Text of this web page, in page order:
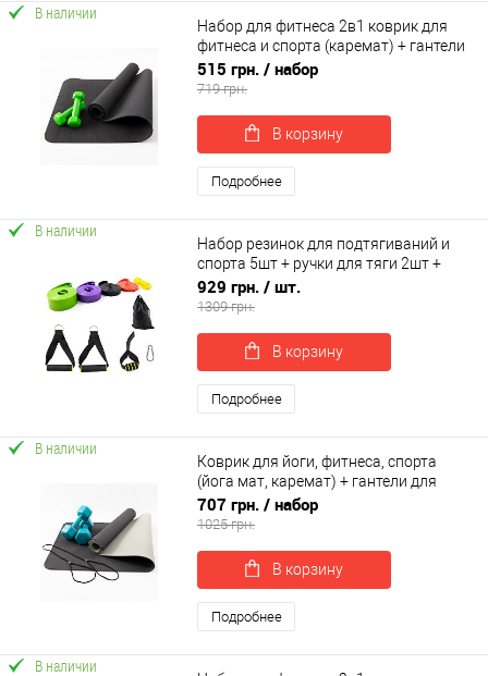
В наличии
Набор для фитнеса 2в1 коврик для
фитнеса и спорта (каремат) + гантели
2шт по 0.5 кг OSPORT Set 1 (n-0030)
515 грн. / набор
719 грн.
В корзину
Подробнее
В наличии
Набор резинок для подтягиваний и
спорта 5шт + ручки для тяги 2шт +
дверной якорь OSPORT Set 107 (n-
0137)
929 грн. / шт.
1309 грн.
В корзину
Подробнее
В наличии
Коврик для йоги, фитнеса, спорта
(йога мат, каремат) + гантели для
фитнеса 2шт по 2кг OSPORT Set 64 (n-
0094)
707 грн. / набор
1025 грн.
В корзину
Подробнее
В наличии